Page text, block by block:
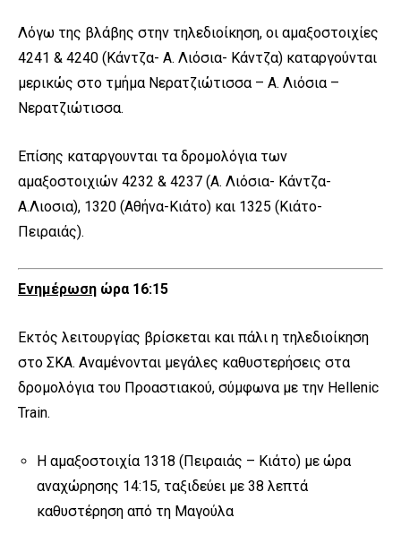
Λόγω της βλάβης στην τηλεδιοίκηση, οι αμαξοστοιχίες
4241 & 4240 (Κάντζα- Α. Λιόσια- Κάντζα) καταργούνται
μερικώς στο τμήμα Νερατζιώτισσα – Α. Λιόσια –
Νερατζιώτισσα.
Επίσης καταργουνται τα δρομολόγια των
αμαξοστοιχιών 4232 & 4237 (Α. Λιόσια- Κάντζα-
Α.Λιοσια), 1320 (Αθήνα-Κιάτο) και 1325 (Κιάτο-
Πειραιάς).
Ενημέρωση ώρα 16:15
Εκτός λειτουργίας βρίσκεται και πάλι η τηλεδιοίκηση
στο ΣΚΑ. Αναμένονται μεγάλες καθυστερήσεις στα
δρομολόγια του Προαστιακού, σύμφωνα με την Hellenic
Train.
Η αμαξοστοιχία 1318 (Πειραιάς – Κιάτο) με ώρα
αναχώρησης 14:15, ταξιδεύει με 38 λεπτά
καθυστέρηση από τη Μαγούλα